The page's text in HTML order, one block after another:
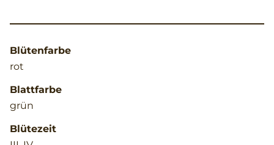
Blütenfarbe
rot
Blattfarbe
grün
Blütezeit